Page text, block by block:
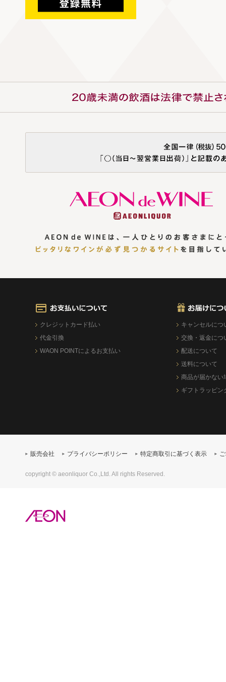
クレジットカード払い
代金引換
WAON POINTによるお支払い
キャンセルにつ
交換・返金につ
配送について
送料について
商品が届かない
ギフトラッピン
販売会社 プライバシーポリシー 特定商取引に基づく表示
copyright © aeonliquor Co.,Ltd. All rights Reserved.